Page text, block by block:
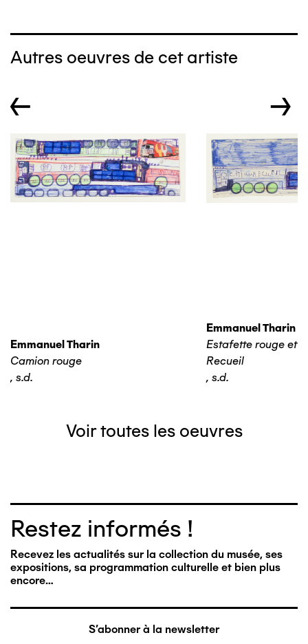
Autres oeuvres de cet artiste
← →
Emmanuel Tharin
Camion rouge
, s.d.
Emmanuel Tharin
Estafette rouge et
Recueil
, s.d.
Voir toutes les oeuvres
Restez informés !
Recevez les actualités sur la collection du musée, ses
expositions, sa programmation culturelle et bien plus
encore…
S'abonner à la newsletter